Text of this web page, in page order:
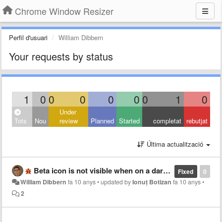
Chrome Window Resizer
Perfil d'usuari William Dibbern
Your requests by status
1 0 0 0 0 0 0 1 0
Tots Nou
Under
review
Planned Started completat rebutjat
Última actualització
0
Fixed
Beta icon is not visible when on a dark background
William Dibbern fa 10 anys•updated byIonuț Botizan fa 10 anys•
2